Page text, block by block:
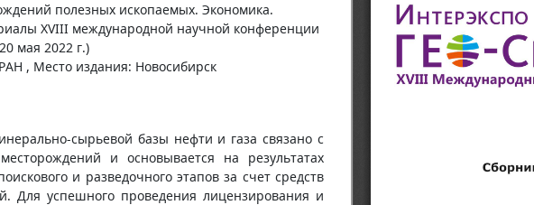
полезных ископаемых. Экономика.
XVIII международной научной конференции
мая 2022 г.)
, Место издания: Новосибирск
сырьевой базы нефти и газа связано с
и основывается на результатах
и разведочного этапов за счет средств
Для успешного проведения лицензирования и